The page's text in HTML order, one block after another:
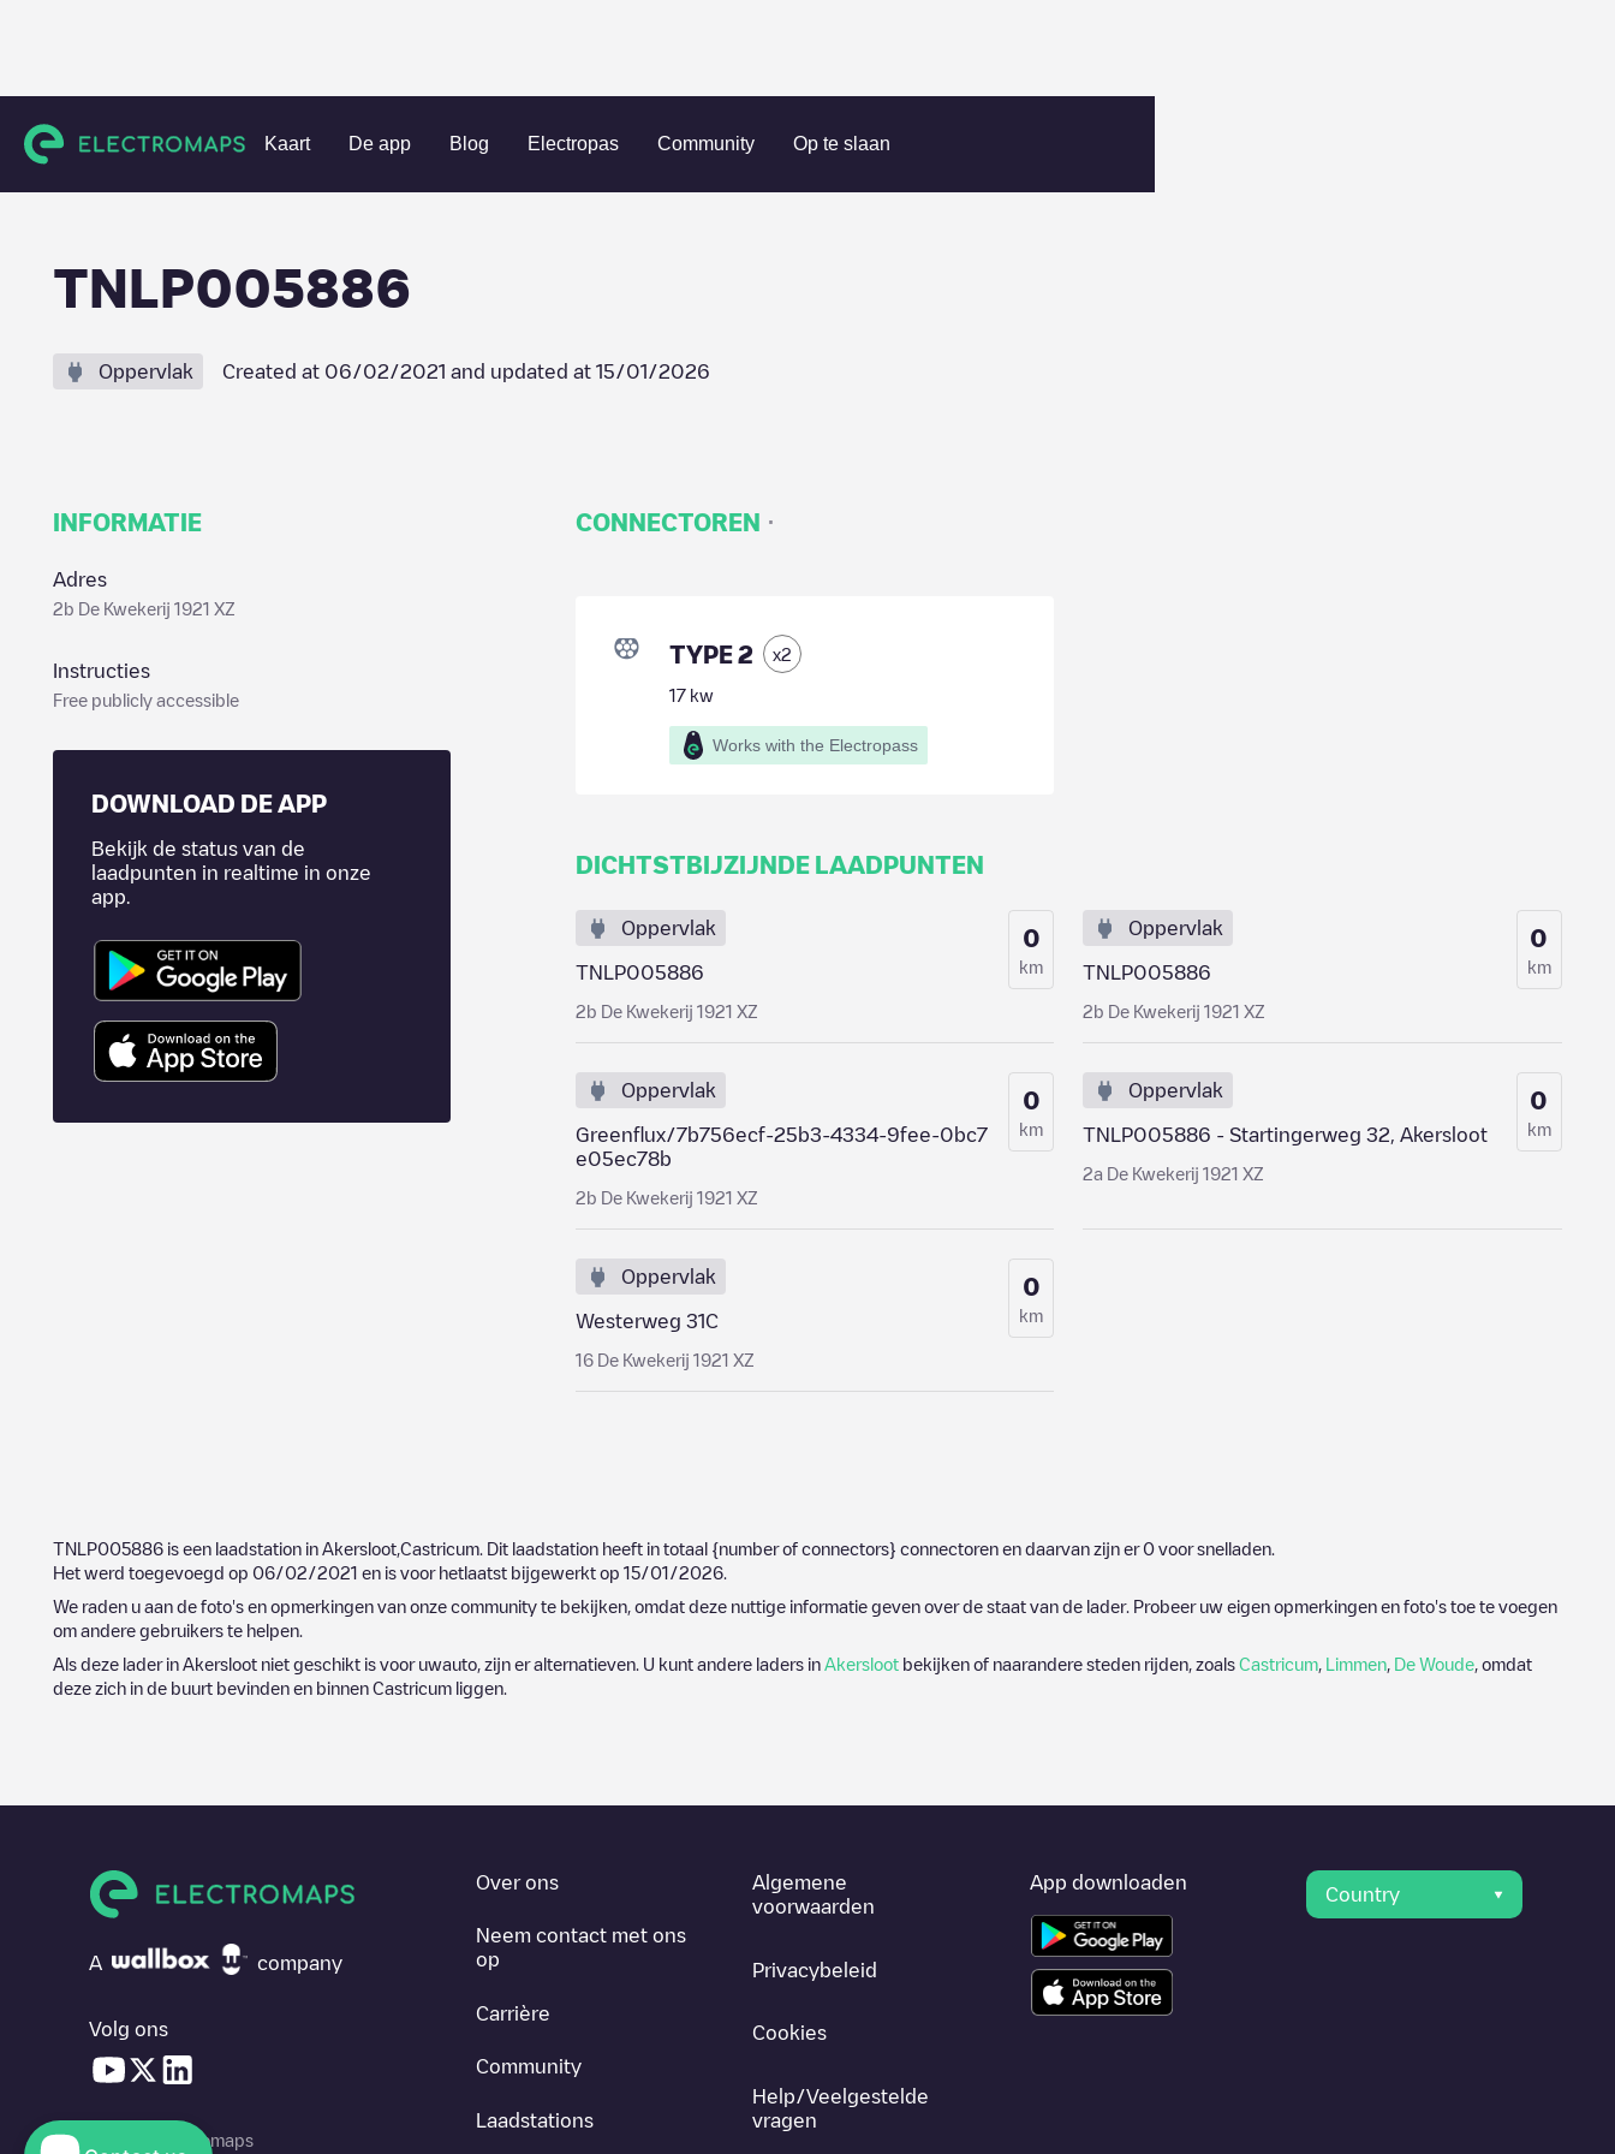
Kaart De app Blog Electropas Community Op te slaan
Charging stations Nederland Castricum Akersloot TNLP005886
TNLP005886
Oppervlak Created at 06/02/2021 and updated at 15/01/2026
INFORMATIE
Adres
2b De Kwekerij 1921 XZ
Instructies
Free publicly accessible
DOWNLOAD DE APP
Bekijk de status van de
laadpunten in realtime in onze
app.
CONNECTOREN ·
TYPE 2 x2
17kw
Works with the Electropass
DICHTSTBIJZIJNDE LAADPUNTEN
Oppervlak
TNLP005886
2b De Kwekerij 1921 XZ
0
km
Oppervlak
TNLP005886
2b De Kwekerij 1921 XZ
0
km
Oppervlak
Greenflux/7b756ecf-25b3-4334-9fee-0bc7
e05ec78b
2b De Kwekerij 1921 XZ
0
km
Oppervlak
TNLP005886 - Startingerweg 32, Akersloot
2a De Kwekerij 1921 XZ
0
km
Oppervlak
Westerweg 31C
16 De Kwekerij 1921 XZ
0
km
TNLP005886 is een laadstation in Akersloot Castricum . Dit laadstation heeft in totaal {number of connectors} connectoren en daarvan zijn er 0 voor snelladen.
Het werd toegevoegd op 06/02/2021 en is voor hetlaatst bijgewerkt op 15/01/2026
We raden u aan de foto's en opmerkingen van onze community te bekijken, omdat deze nuttige informatie geven over de staat van de lader. Probeer uw eigen opmerkingen en foto's toe te voegen
om andere gebruikers te helpen.
Als deze lader in Akersloot niet geschikt is voor uwauto, zijn er alternatieven. U kunt andere laders in Akersloot bekijken of naarandere steden rijden, zoals Castricum Limmen De Woude , omdat
deze zich in de buurt bevinden en binnen Castricum liggen.
A company
Volg ons
© 2026 Electromaps
Over ons
Neem contact met ons
op
Carrière
Community
Laadstations
Algemene
voorwaarden
Privacybeleid
Cookies
Help/Veelgestelde
vragen
App downloaden
Country